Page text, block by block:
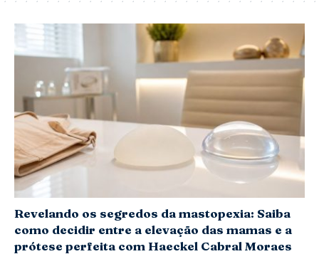
Revelando os segredos da mastopexia: Saiba
como decidir entre a elevação das mamas e a
prótese perfeita com Haeckel Cabral Moraes